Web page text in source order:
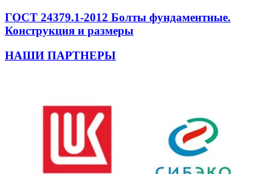
ГОСТ 24379.1-2012 Болты фундаментные.
Конструкция и размеры
НАШИ ПАРТНЕРЫ